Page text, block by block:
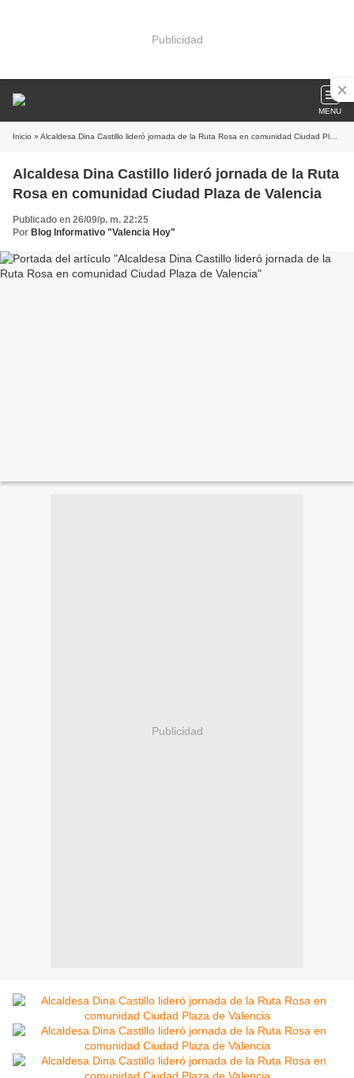
Publicidad
MENU
Inicio » Alcaldesa Dina Castillo lideró jornada de la Ruta Rosa en comunidad Ciudad Plaza de Valencia
Alcaldesa Dina Castillo lideró jornada de la Ruta
Rosa en comunidad Ciudad Plaza de Valencia
Publicado en 26/09/p. m. 22:25
Por Blog Informativo "Valencia Hoy"
Publicidad